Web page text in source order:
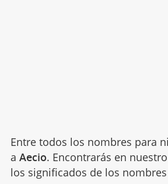
Entre todos los nombres para
a Aecio. Encontrarás en
los significados de los